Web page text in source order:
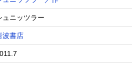
ュニッツラー
波書店